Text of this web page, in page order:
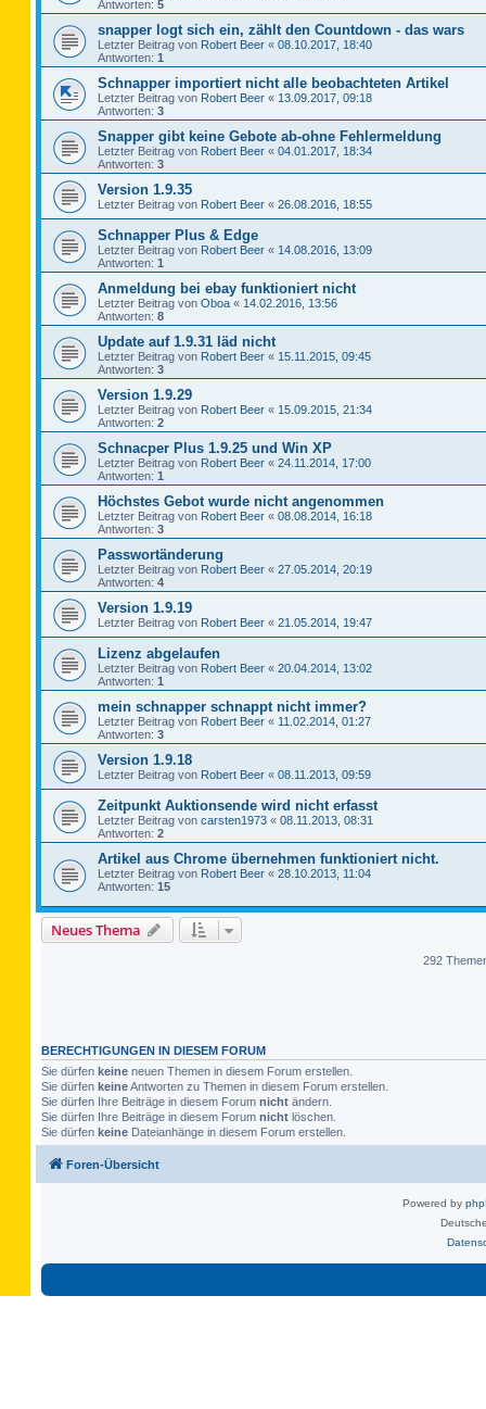
Antworten: 5
snapper logt sich ein, zählt den Countdown - das wars
Letzter Beitrag von Robert Beer « 08.10.2017, 18:40
Antworten: 1
Schnapper importiert nicht alle beobachteten Artikel
Letzter Beitrag von Robert Beer « 13.09.2017, 09:18
Antworten: 3
Snapper gibt keine Gebote ab-ohne Fehlermeldung
Letzter Beitrag von Robert Beer « 04.01.2017, 18:34
Antworten: 3
Version 1.9.35
Letzter Beitrag von Robert Beer « 26.08.2016, 18:55
Schnapper Plus & Edge
Letzter Beitrag von Robert Beer « 14.08.2016, 13:09
Antworten: 1
Anmeldung bei ebay funktioniert nicht
Letzter Beitrag von Oboa « 14.02.2016, 13:56
Antworten: 8
Update auf 1.9.31 läd nicht
Letzter Beitrag von Robert Beer « 15.11.2015, 09:45
Antworten: 3
Version 1.9.29
Letzter Beitrag von Robert Beer « 15.09.2015, 21:34
Antworten: 2
Schnacper Plus 1.9.25 und Win XP
Letzter Beitrag von Robert Beer « 24.11.2014, 17:00
Antworten: 1
Höchstes Gebot wurde nicht angenommen
Letzter Beitrag von Robert Beer « 08.08.2014, 16:18
Antworten: 3
Passwortänderung
Letzter Beitrag von Robert Beer « 27.05.2014, 20:19
Antworten: 4
Version 1.9.19
Letzter Beitrag von Robert Beer « 21.05.2014, 19:47
Lizenz abgelaufen
Letzter Beitrag von Robert Beer « 20.04.2014, 13:02
Antworten: 1
mein schnapper schnappt nicht immer?
Letzter Beitrag von Robert Beer « 11.02.2014, 01:27
Antworten: 3
Version 1.9.18
Letzter Beitrag von Robert Beer « 08.11.2013, 09:59
Zeitpunkt Auktionsende wird nicht erfasst
Letzter Beitrag von carsten1973 « 08.11.2013, 08:31
Antworten: 2
Artikel aus Chrome übernehmen funktioniert nicht.
Letzter Beitrag von Robert Beer « 28.10.2013, 11:04
Antworten: 15
Neues Thema
292
BERECHTIGUNGEN IN DIESEM FORUM
Sie dürfen keine neuen Themen in diesem Forum erstellen.
Sie dürfen keineAntworten zu Themen in diesem Forum erstellen.
Sie dürfen Ihre Beiträge in diesem Forum nicht ändern.
Sie dürfen Ihre Beiträge in diesem Forum nicht löschen.
Sie dürfen keine Dateianhänge in diesem Forum erstellen.
Foren-Übersicht
Powered by